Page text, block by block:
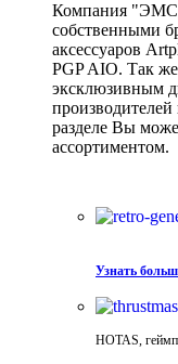
Компания
собственными
аксессуаров
PGP AIO. Так
эксклюзивным
разделе Вы
ассортиментом.
Узнать
HOTAS,